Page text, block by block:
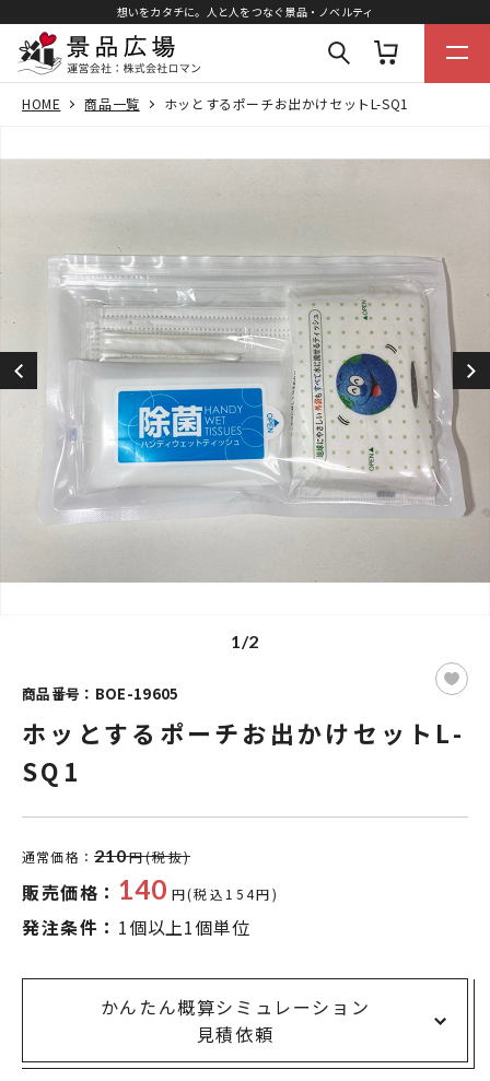
想いをカタチに。人と人をつなぐ景品・ノベルティ
HOME 商品一覧 ホッとするポーチお出かけセットL-SQ1
1/2
商品番号：BOE-19605
ホッとするポーチお出かけセットL-
SQ1
通常価格： 210円(税抜)
販売価格： 140 円(税込154円)
発注条件： 1個以上1個単位
かんたん概算シミュレーション
見積依頼